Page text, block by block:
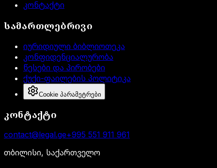
კონტაქტი
სამართლებრივი
იურიდიული ბიბლიოთეკა
კონფიდენციალურობა
წესები და პირობები
ქუქი-ფაილების პოლიტიკა
Cookie პარამეტრები
კონტაქტი
contact@legal.ge+995 551 911 961
თბილისი, საქართველო